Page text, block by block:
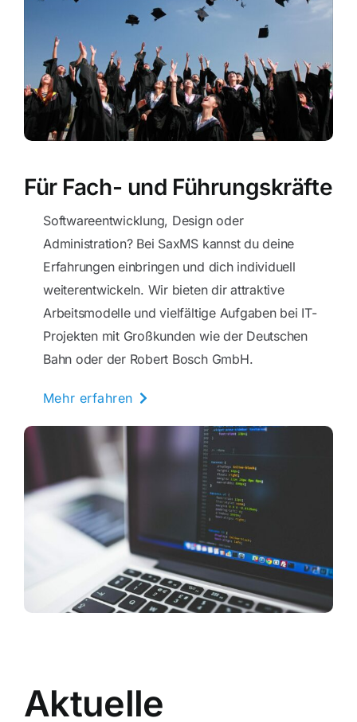
Für Fach- und Führungskräfte
Softwareentwicklung, Design oder
Administration? Bei SaxMS kannst du deine
Erfahrungen einbringen und dich individuell
weiterentwickeln. Wir bieten dir attraktive
Arbeitsmodelle und vielfältige Aufgaben bei IT-
Projekten mit Großkunden wie der Deutschen
Bahn oder der Robert Bosch GmbH.
Mehr erfahren
Aktuelle